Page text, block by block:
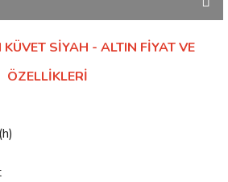
SİYAH - ALTIN FİYAT VE
ÖZELLİKLERİ